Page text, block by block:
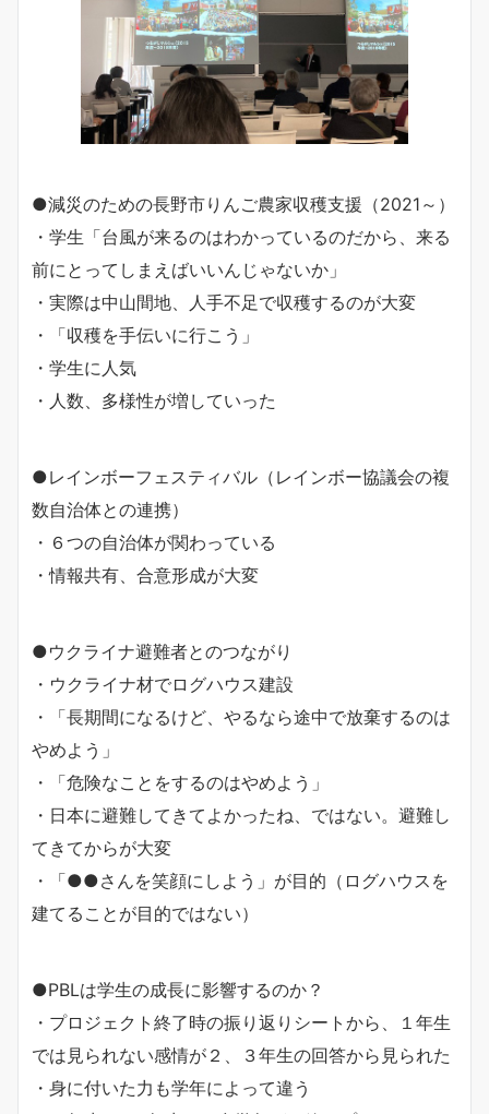
●減災のための長野市りんご農家収穫支援（2021～）
・学生「台風が来るのはわかっているのだから、来る
前にとってしまえばいいんじゃないか」
・実際は中山間地、人手不足で収穫するのが大変
・「収穫を手伝いに行こう」
・学生に人気
・人数、多様性が増していった
●レインボーフェスティバル（レインボー協議会の複
数自治体との連携）
・６つの自治体が関わっている
・情報共有、合意形成が大変
●ウクライナ避難者とのつながり
・ウクライナ材でログハウス建設
・「長期間になるけど、やるなら途中で放棄するのは
やめよう」
・「危険なことをするのはやめよう」
・日本に避難してきてよかったね、ではない。避難し
てきてからが大変
・「●●さんを笑顔にしよう」が目的（ログハウスを
建てることが目的ではない）
●PBLは学生の成長に影響するのか？
・プロジェクト終了時の振り返りシートから、１年生
では見られない感情が２、３年生の回答から見られた
・身に付いた力も学年によって違う